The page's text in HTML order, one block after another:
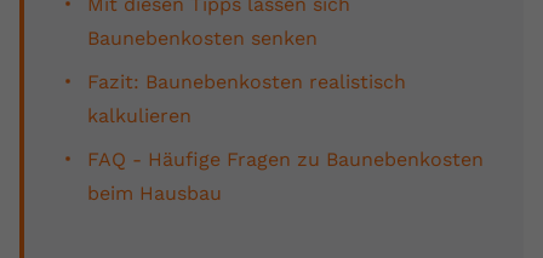
Baunebenkosten senken
Fazit: Baunebenkosten realistisch
kalkulieren
FAQ - Häufige Fragen zu Baunebenkosten
beim Hausbau
Anbieter youtube.com
Laufzeit 2 Jahre
Zweck
eingebettete YouTube-Videos und
registriert anonyme statistische Daten.